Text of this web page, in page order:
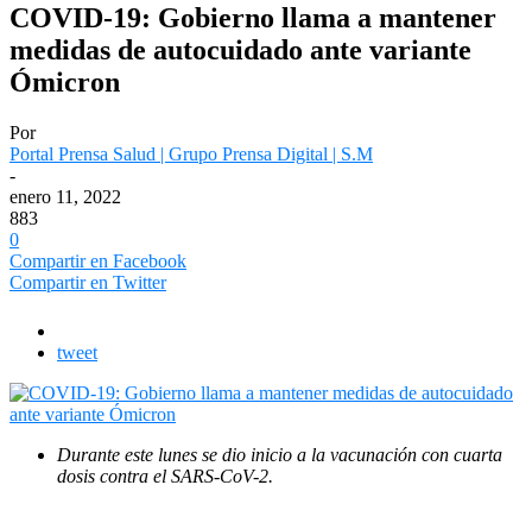
COVID-19: Gobierno llama a mantener
medidas de autocuidado ante variante
Ómicron
Por
Portal Prensa Salud | Grupo Prensa Digital | S.M
-
enero 11, 2022
883
0
Compartir en Facebook
Compartir en Twitter
tweet
Durante este lunes se dio inicio a la vacunación con cuarta
dosis contra el SARS-CoV-2.